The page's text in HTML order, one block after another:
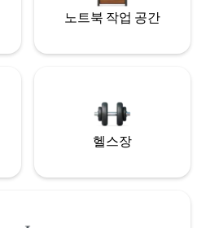
노트북 작업 공간
헬스장